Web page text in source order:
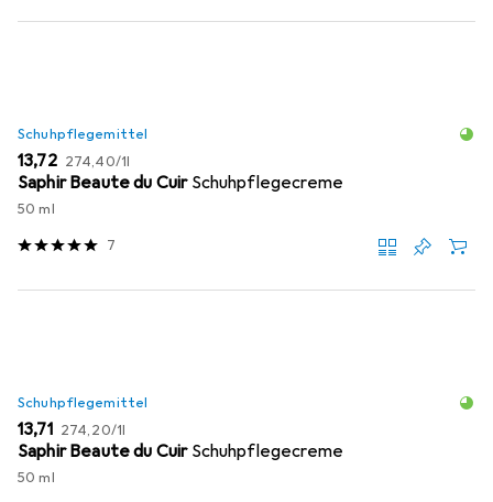
Schuhpflegemittel
EUR
13,72 EUR
274,40/1l
Saphir Beaute du Cuir Schuhpflegecreme
50 ml
7
Schuhpflegemittel
EUR
13,71 EUR
274,20/1l
Saphir Beaute du Cuir Schuhpflegecreme
50 ml